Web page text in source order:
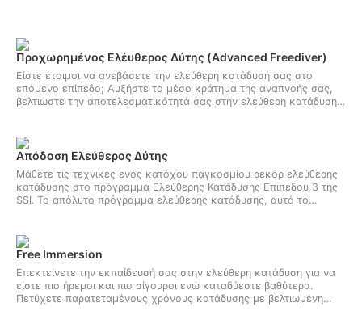
Προχωρημένος Ελέυθερος Δύτης (Advanced Freediver)
Είστε έτοιμοι να ανεβάσετε την ελεύθερη κατάδυσή σας στο
επόμενο επίπεδο; Αυξήστε το μέσο κράτημα της αναπνοής σας,
βελτιώστε την αποτελεσματικότητά σας στην ελεύθερη κατάδυση
κατάδυσης Επιπέδου 2 της SSI.
Απόδοση Ελεύθερος Δύτης
Μάθετε τις τεχνικές ενός κατόχου παγκοσμίου ρεκόρ ελεύθερης
κατάδυσης στο πρόγραμμα Ελεύθερης Κατάδυσης Επιπέδου 3 της
SSI. Το απόλυτο πρόγραμμα ελεύθερης κατάδυσης, αυτό το
βάθος έως και 40 μέτρα με ένα ζευγάρι. Αποκτήστε αυτήν την
πολυπόθητη πιστοποίηση ελεύθερης κατάδυσης της SSI σήμερα και
κατάδυσης.
Free Immersion
Επεκτείνετε την εκπαίδευσή σας στην ελεύθερη κατάδυση για να
είστε πιο ήρεμοι και πιο σίγουροι ενώ καταδύεστε βαθύτερα.
Πετύχετε παρατεταμένους χρόνους κατάδυσης με βελτιωμένη